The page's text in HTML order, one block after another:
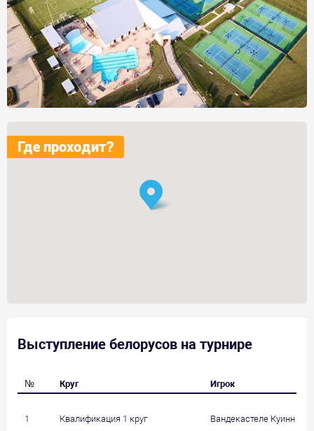
Где проходит?
Выступление белорусов на турнире
№ Круг Игрок
1 Квалификация 1 круг Вандекастеле Куинн